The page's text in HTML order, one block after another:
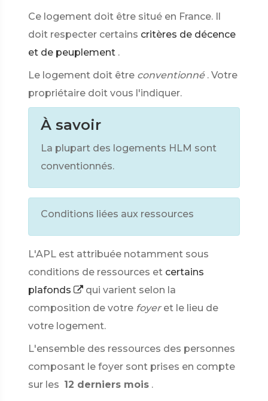
Ce logement doit être situé en France. Il
doit respecter certains critères de décence
et de peuplement .
Le logement doit être conventionné . Votre
propriétaire doit vous l'indiquer.
À savoir
La plupart des logements HLM sont
conventionnés.
Conditions liées aux ressources
L'APL est attribuée notamment sous
conditions de ressources et certains
plafonds
qui varient selon la
composition de votre foyer et le lieu de
votre logement.
L'ensemble des ressources des personnes
composant le foyer sont prises en compte
sur les 12 derniers mois .